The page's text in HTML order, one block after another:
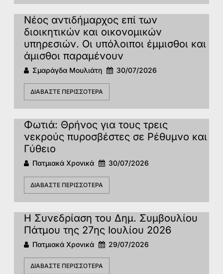
Νέος αντιδήμαρχος επί των
διοικητικών και οικονομικών
υπηρεσιών. Οι υπόλοιποι έμμισθοι και
άμισθοι παραμένουν
Σμαράγδα Μουλιάτη 30/07/2026
ΔΙΑΒΆΣΤΕ ΠΕΡΙΣΣΌΤΕΡΑ
Φωτιά: Θρήνος για τους τρεις
νεκρούς πυροσβέστες σε Ρέθυμνο και
Γύθειο
Πατμιακά Χρονικά 30/07/2026
ΔΙΑΒΆΣΤΕ ΠΕΡΙΣΣΌΤΕΡΑ
Η Συνεδρίαση του Δημ. Συμβουλίου
Πάτμου της 27ης Ιουλίου 2026
Πατμιακά Χρονικά 29/07/2026
ΔΙΑΒΆΣΤΕ ΠΕΡΙΣΣΌΤΕΡΑ